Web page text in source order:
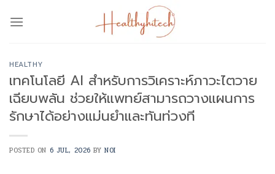
HEALTHY
เทคโนโลยี AI สำหรับการวิเคราะห์ภาวะไตวาย
เฉียบพลัน ช่วยให้แพทย์สามารถวางแผนการ
รักษาได้อย่างแม่นยำและทันท่วงที
POSTED ON 6 JUL, 2026 BYNOI